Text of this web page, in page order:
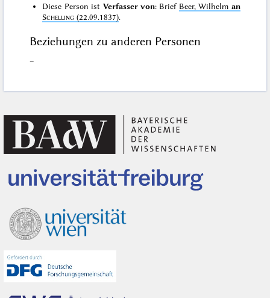
Diese Person ist Verfasser von: Brief Beer, Wilhelm an
Schelling (22.09.1837).
Beziehungen zu anderen Personen
–